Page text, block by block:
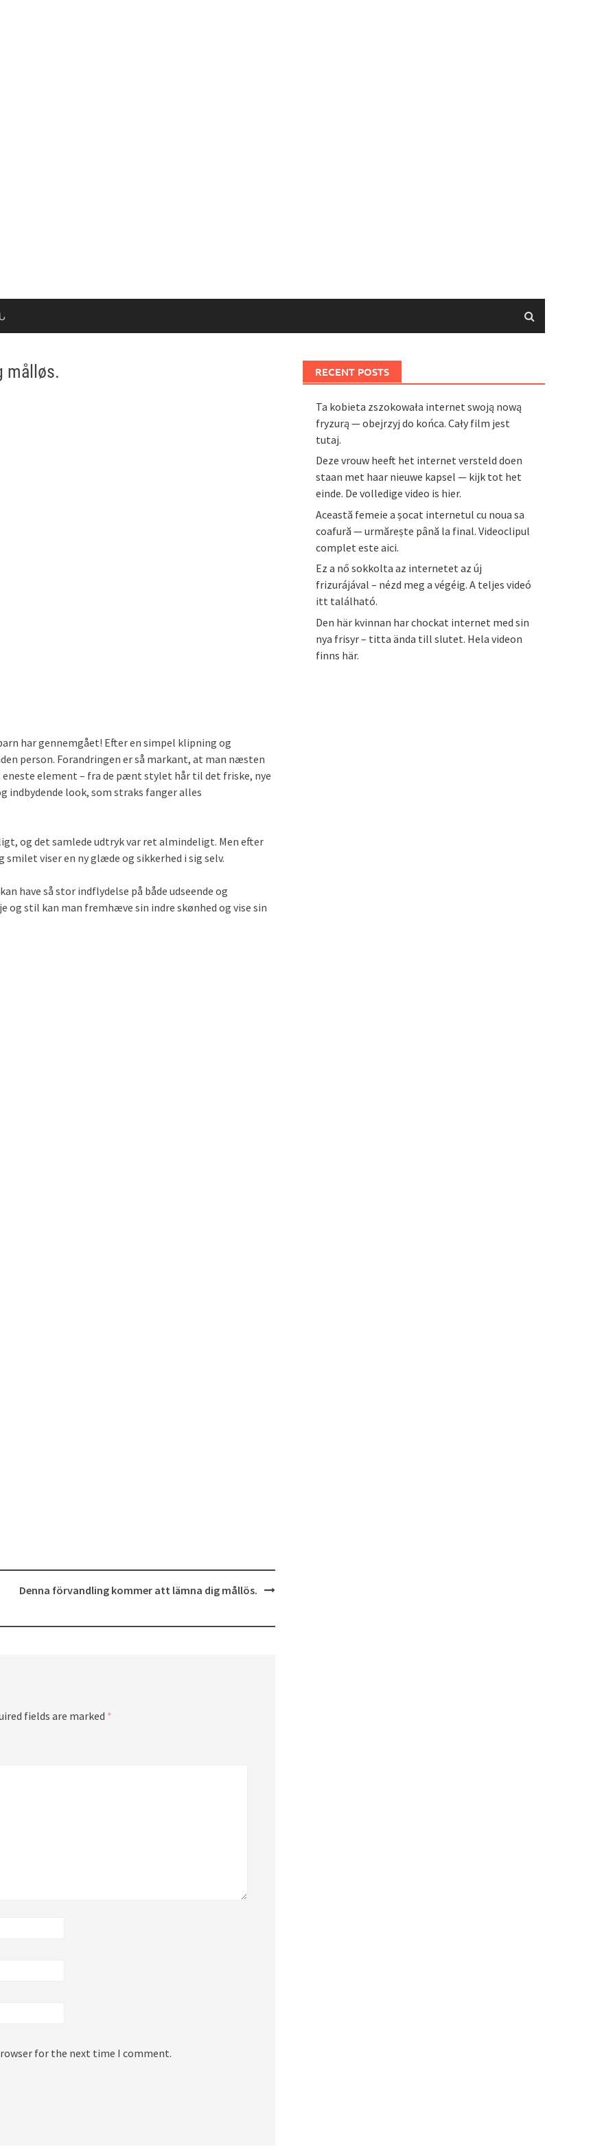
målløs.
har gennemgået! Efter en simpel klipning og
person. Forandringen er så markant, at man næsten
element – fra de pænt stylet hår til det friske, nye
indbydende look, som straks fanger alles
og det samlede udtryk var ret almindeligt. Men efter
viser en ny glæde og sikkerhed i sig selv.
have så stor indflydelse på både udseende og
og stil kan man fremhæve sin indre skønhed og vise sin
Denna förvandling kommer att lämna dig mållös.
fields are marked *
for the next time I comment.
RECENT POSTS
Ta kobieta zszokowała internet swoją nową
fryzurą — obejrzyj do końca. Cały film jest
tutaj.
Deze vrouw heeft het internet versteld doen
staan met haar nieuwe kapsel — kijk tot het
einde. De volledige video is hier.
Această femeie a șocat internetul cu noua sa
coafură — urmărește până la final. Videoclipul
complet este aici.
Ez a nő sokkolta az internetet az új
frizurájával – nézd meg a végéig. A teljes videó
itt található.
Den här kvinnan har chockat internet med sin
nya frisyr – titta ända till slutet. Hela videon
finns här.